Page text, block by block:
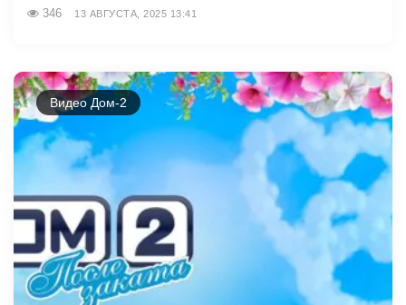
346 13 АВГУСТА, 2025 13:41
Видео Дом-2